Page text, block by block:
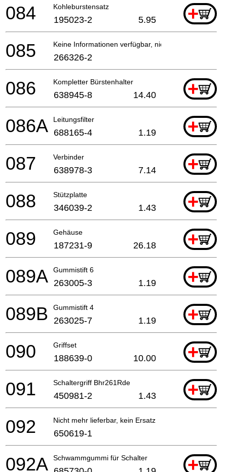
Kohleburstensatz +
084 195023-2 5.95
Keine Informationen verfügbar, nicht bestellbar
085 266326-2
Kompletter Bürstenhalter +
086 638945-8 14.40
Leitungsfilter +
086A 688165-4 1.19
Verbinder +
087 638978-3 7.14
Stützplatte +
088 346039-2 1.43
Gehäuse +
089 187231-9 26.18
Gummistift 6 +
089A 263005-3 1.19
Gummistift 4 +
089B 263025-7 1.19
Griffset +
090 188639-0 10.00
Schaltergriff Bhr261Rde +
091 450981-2 1.43
Nicht mehr lieferbar, kein Ersatz
092 650619-1
Schwammgummi für Schalter +
092A